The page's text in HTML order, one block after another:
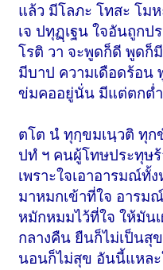
แล้ว มีโลภะ โทสะ โม
เจ ปทุฏฺเฐน ใจอันถูกป
โรติ วา จะพูดก็ดี พูดก็
มีบาป ความเดือดร้อน
ข่มคออยู่นั่น มีแต่ตกต่
ตโต นํ ทุกฺขมเนฺวติ ทุก
ปทํ ฯ คนผู้โทษประทุษร้
เพราะใจเอาอารมณ์ทั้
มาหมกเข้าที่ใจ อารม
หมักหมมไว้ที่ใจ ให้มัน
กลางคืน ยืนก็ไม่เป็นสุ
นอนก็ไม่สุข อันนี้แหละ